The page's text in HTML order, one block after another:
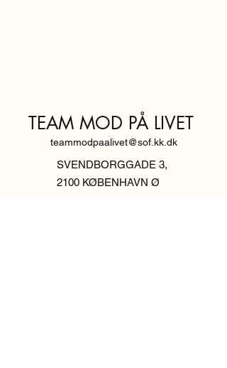
TEAM MOD PÅ LIVET
teammodpaalivet@sof.kk.dk
SVENDBORGGADE 3,
2100 KØBENHAVN Ø